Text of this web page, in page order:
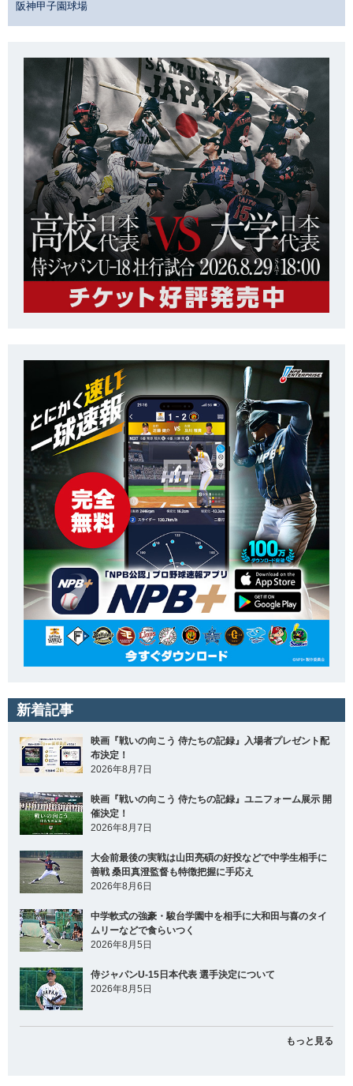
阪神甲子園球場
新着記事
映画『戦いの向こう 侍たちの記録』入場者プレゼント配
布決定！
2026年8月7日
映画『戦いの向こう 侍たちの記録』ユニフォーム展示 開
催決定！
2026年8月7日
大会前最後の実戦は山田亮碩の好投などで中学生相手に
善戦 桑田真澄監督も特徴把握に手応え
2026年8月6日
中学軟式の強豪・駿台学園中を相手に大和田与喜のタイ
ムリーなどで食らいつく
2026年8月5日
侍ジャパンU-15日本代表 選手決定について
2026年8月5日
もっと見る